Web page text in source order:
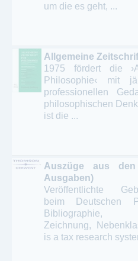
Kur -
Magazine -
Naturheilkunde -
ganzheitliche
Online Magazin /
Erholung -
Optiker - Brillen -
Patienten -
Physiotherapie -
Psychologie -
Sportvereine -
um die es geht, ...
Allgemeine
1975 fördert die
Philosophie‹ mit
professionellen
philosophischen
ist die ...
Auszüge aus den
Ausgaben)
Veröffentlichte
beim Deutschen
Bibliographie,
Zeichnung,
is a tax research